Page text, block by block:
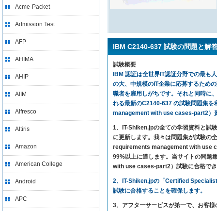
Acme-Packet
Admission Test
AFP
AHIMA
AHIP
AIIM
Alfresco
Altiris
Amazon
American College
Android
APC
IBM C2140-637 試験の問題と解
試験概要
IBM 認証は全世界IT認証分野での最
の大、中規模のIT企業に応募するため
職者を雇用しがちです。それと同時に
れる最新のC2140-637 の試験問題集
management with use cases-part2）
1、IT-Shiken.jpの全ての学習資料と試
に更新します。我々は問題集が試験の
requirements management with use
99%以上に達します。当サイトの問
with use cases-part2）試験に合格で
2、IT-Shiken.jpの「Certified
試験に合格することを確保します。
3、アフターサービスが第一で、お客